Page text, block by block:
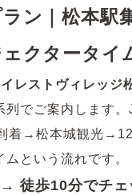
ン｜松本駅
クタータイ
レストヴィレッジ
列でご案内します
着→松本城観光
という流れです。
徒歩10分でチェ